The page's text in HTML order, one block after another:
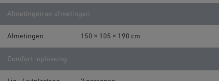
Afmetingen en afmetingen
Afmetingen 150 × 105 × 190 cm
Comfort-oplossing